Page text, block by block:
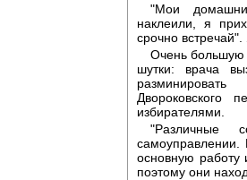
"Мои
наклеили, я
срочно
Очень большую
шутки: врача
Двороковского
избирателями.
"Различные
самоуправлении.
основную
поэтому они